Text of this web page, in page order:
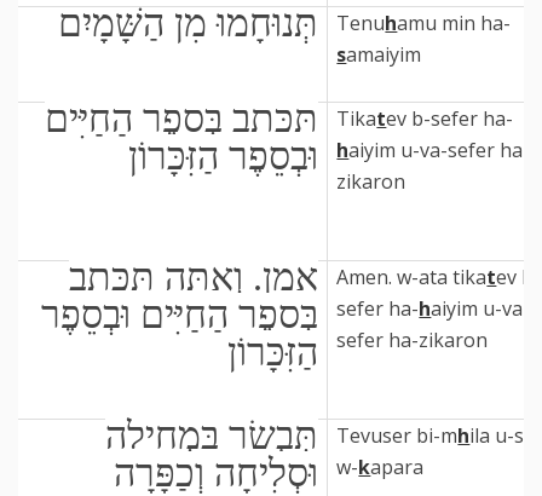
תְּנוּחָמוּ מִן הַשָּׁמָיִם Tenuhamu min ha-
samaiyim
תִּכָּתֵב בְּסֵפֶר הַחַיִּים
וּבְסֵפֶר הַזִּכָּרוֹן
Tikatev b-sefer ha-
haiyim u-va-sefer ha-
zikaron
אָמֵן. וְאַתָּה תּכָּתֵב
בְּסֵפֶר הַחַיִּים וּבְסֵפֶר
הַזִּכָּרוֹן
Amen. w-ata tikatev b-
sefer ha-haiyim u-va-
sefer ha-zikaron
תְּבֻשָׂר בִּמְחִילָה
וּסְלִיחָה וְכַפָּרָה
Tevuser bi-mhila u-sli
w-kapara